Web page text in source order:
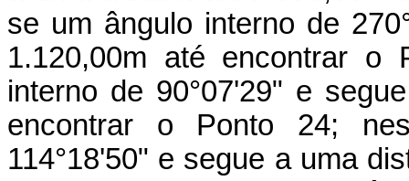
se um ângulo interno de
1.120,00m até encontrar o
interno de 90°07'29" e
encontrar o Ponto 24;
114°18'50" e segue a uma